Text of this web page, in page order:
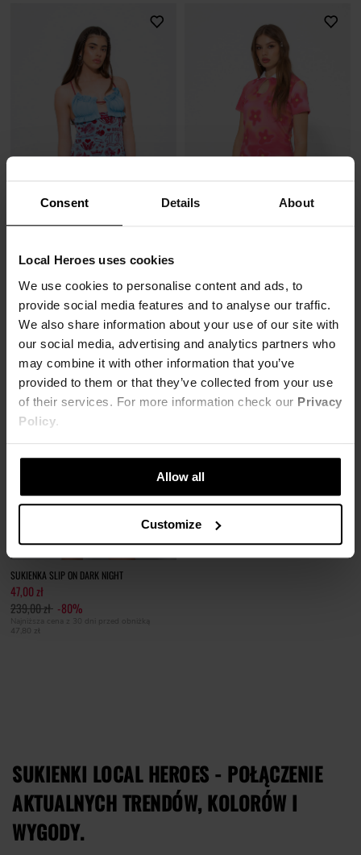
Consent Details About
Local Heroes uses cookies
We use cookies to personalise content and ads, to
provide social media features and to analyse our traffic.
We also share information about your use of our site with
our social media, advertising and analytics partners who
may combine it with other information that you’ve
provided to them or that they’ve collected from your use
of their services. For more information check our Privacy
Policy.
Allow all
Customize
77,00 zł
259,00 zł -70%
103,60 zł
249,00 zł -77%
57,27 zł
SUKIENKA SLIP ON DARK NIGHT
47,00 zł
239,00 zł -80%
Najniższa cena z 30 dni przed obniżką
47,80 zł
SUKIENKI LOCAL HEROES - POŁĄCZENIE
AKTUALNYCH TRENDÓW, KOLORÓW I
WYGODY.